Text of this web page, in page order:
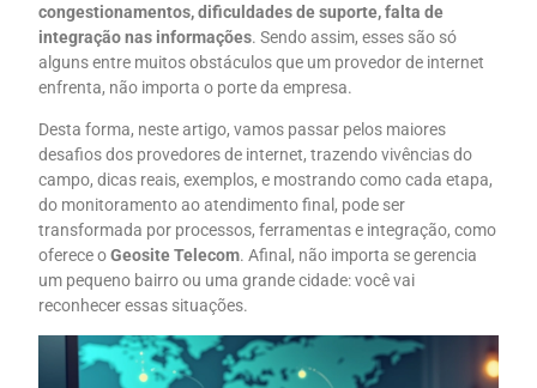
congestionamentos, dificuldades de suporte, falta de
integração nas informações. Sendo assim, esses são só
alguns entre muitos obstáculos que um provedor de internet
enfrenta, não importa o porte da empresa.
Desta forma, neste artigo, vamos passar pelos maiores
desafios dos provedores de internet, trazendo vivências do
campo, dicas reais, exemplos, e mostrando como cada etapa,
do monitoramento ao atendimento final, pode ser
transformada por processos, ferramentas e integração, como
oferece oGeosite Telecom. Afinal, não importa se gerencia
um pequeno bairro ou uma grande cidade: você vai
reconhecer essas situações.